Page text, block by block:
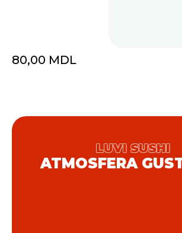
80,00 MDL
LUVI SUSHI
ATMOSFERA